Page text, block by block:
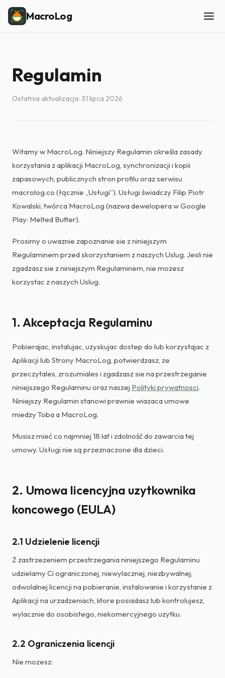
MacroLog
Regulamin
Ostatnia aktualizacja: 31 lipca 2026
Witamy w MacroLog. Niniejszy Regulamin określa zasady
korzystania z aplikacji MacroLog, synchronizacji i kopii
zapasowych, publicznych stron profilu oraz serwisu
macrolog.co (łącznie „Usługi”). Usługi świadczy Filip Piotr
Kowalski, twórca MacroLog (nazwa dewelopera w Google
Play: Melted Butter).
Prosimy o uwaznie zapoznanie sie z niniejszym
Regulaminem przed skorzystaniem z naszych Uslug. Jesli nie
zgadzasz sie z niniejszym Regulaminem, nie mozesz
korzystac z naszych Uslug.
1. Akceptacja Regulaminu
Pobierajac, instalujac, uzyskujac dostep do lub korzystajac z
Aplikacji lub Strony MacroLog, potwierdzasz, ze
przeczytales, zrozumiales i zgadzasz sie na przestrzeganie
niniejszego Regulaminu oraz naszej Polityki prywatnosci.
Niniejszy Regulamin stanowi prawnie wiazaca umowe
miedzy Toba a MacroLog.
Musisz mieć co najmniej 18 lat i zdolność do zawarcia tej
umowy. Usługi nie są przeznaczone dla dzieci.
2. Umowa licencyjna uzytkownika
koncowego (EULA)
2.1 Udzielenie licencji
Z zastrzezeniem przestrzegania niniejszego Regulaminu
udzielamy Ci ograniczonej, niewylacznej, niezbywalnej,
odwolalnej licencji na pobieranie, instalowanie i korzystanie z
Aplikacji na urzadzeniach, ktore posiadasz lub kontrolujesz,
wylacznie do osobistego, niekomercyjnego uzytku.
2.2 Ograniczenia licencji
Nie mozesz: